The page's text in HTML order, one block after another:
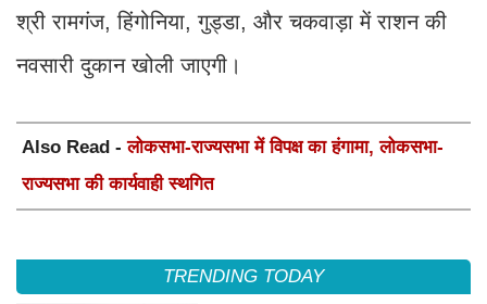
श्री रामगंज, हिंगोनिया, गुड्डा, और चकवाड़ा में राशन की
नवसारी दुकान खोली जाएगी।
Also Read -लोकसभा-राज्यसभा में विपक्ष का हंगामा, लोकसभा-
राज्यसभा की कार्यवाही स्थगित
TRENDING TODAY